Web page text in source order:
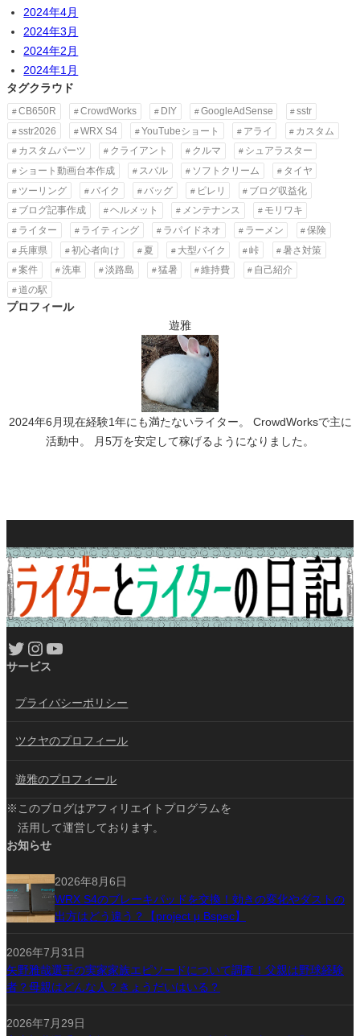
2024年4月
2024年3月
2024年2月
2024年1月
タグクラウド
CB650R CrowdWorks DIY GoogleAdSense
sstr
sstr2026
WRX S4 YouTubeショート アライ
カスタム
カスタムパーツ
クライアント クルマ
シュアラスター
ショート動画台本作成
スバル ソフトクリーム
タイヤ
ツーリング
バイク バッグ ピレリ
ブログ収益化
ブログ記事作成
ヘルメット メンテナンス
モリワキ
ライター
ライティング ラパイドネオ ラーメン
保険
兵庫県
初心者向け 夏 大型バイク 峠
暑さ対策
案件
洗車 淡路島 猛暑 維持費
自己紹介
道の駅
プロフィール
遊雅
2024年6月現在経験1年にも満たないライター。 CrowdWorksで主に
活動中。 月5万を安定して稼げるようになりました。
Twitter Instagram YouTube
サービス
プライバシーポリシー
ツクヤのプロフィール
遊雅のプロフィール
※このブログはアフィリエイトプログラムを
活用して運営しております。
お知らせ
2026年8月6日
WRX S4のブレーキパッドを交換！効きの変化やダストの
出方はどう違う？【project μ Bspec】
2026年7月31日
矢野雅哉選手の実家家族エピソードについて調査！父親は野球経験
者？母親はどんな人？きょうだいはいる？
2026年7月29日